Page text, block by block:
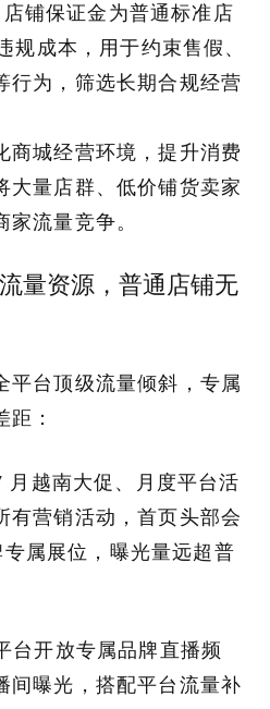
店铺保证金为普通标准店
规成本，用于约束售假、
行为，筛选长期合规经营
商城经营环境，提升消费
大量店群、低价铺货卖家
流量竞争。
量资源，普通店铺无
平台顶级流量倾斜，专属
：
月越南大促、月度平台活
有营销活动，首页头部会
属展位，曝光量远超普
台开放专属品牌直播频
间曝光，搭配平台流量补